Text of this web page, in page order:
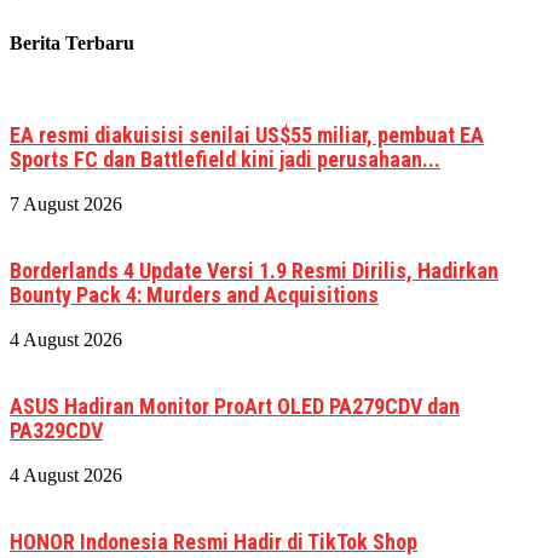
Berita Terbaru
EA resmi diakuisisi senilai US$55 miliar, pembuat EA
Sports FC dan Battlefield kini jadi perusahaan...
7 August 2026
Borderlands 4 Update Versi 1.9 Resmi Dirilis, Hadirkan
Bounty Pack 4: Murders and Acquisitions
4 August 2026
ASUS Hadiran Monitor ProArt OLED PA279CDV dan
PA329CDV
4 August 2026
HONOR Indonesia Resmi Hadir di TikTok Shop